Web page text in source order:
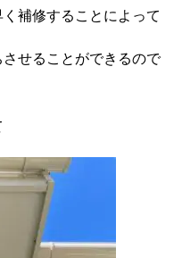
補修することによって
せることができるので